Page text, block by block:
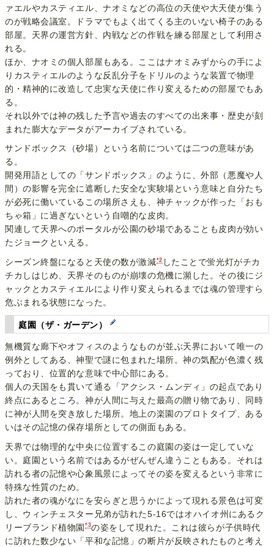
ァエルやカスティエル、ナオミなどの高位の天使や大天使が集う
のが戦略会議室。ドラマでもよく出てくる主のいない椅子のある
部屋。天界の運営方針、内戦などの作戦を練る部屋として利用さ
れる。
ほか、ナオミの個人部屋もある。ここはナオミみずからの手によ
りカスティエルのような反乱分子をドリルのような装置で物理
的・精神的に改造して忠実な天使に作り変えるための部屋でもあ
る。
それ以外では神の残した予言や過去のすべての出来事・歴史が刻
まれた膨大なデータがアーカイブされている。
サンドボックス（砂場）という名前については二つの意味があ
る。
開発用語としての「サンドボックス」のように、外部（悪魔や人
間）の影響を完全に遮断した安全な実験場という意味と自分たち
が必死に働いているこの場所さえも、神チャックが作った「おも
ちゃ箱」に過ぎないという自嘲的な皮肉。
関連して天界へのポータルが公園の砂場であることも皮肉が効い
たジョークといえる。
シーズン終盤になると天使の数が激減*2したことで蛍光灯がチカ
チカしはじめ、天界そのものが崩壊の危機に瀕した。その後にジ
ャックとカスティエルにより作り変えられるまでは魂の管理すら
危ぶまれる状態になった。
庭園（ザ・ガーデン）
無機質な廊下やオフィスのようなものが並ぶ天界において唯一の
例外としてある、神聖で謎に包まれた場所。神の気配が色濃く残
っており、位置的な意味で中心部にある。
個人の天国をも貫いて通る「アクシス・ムンディ」の起点であり
終点にあるところ。神が人間に与えた最高の贈り物であり、同時
に神が人間を突き放した場所。地上の楽園のプロトタイプ、ある
いはその記憶の保存場所としての側面もある。
天界では物理的な中央に位置するこの庭園の姿は一定していな
い。庭園という名前ではあるがぜんぜん違うこともある。それは
訪れる者の記憶や心象風景によってその姿を変えるという非常に
特殊な性質のため。
訪れた者の魂がなにを安らぎと思うかによって現れる景色は可変
し、ウィンチェスター兄弟が訪れた5-16ではオハイオ州にあるク
リーブランド植物園*3の姿をして現れた。これは彼らが子供時代
に訪れた数少ない「平和な記憶」の断片が反映されたものと考え